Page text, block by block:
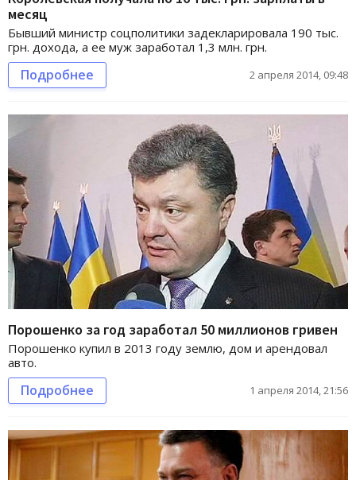
месяц
Бывший министр соцполитики задекларировала 190 тыс.
грн. дохода, а ее муж заработал 1,3 млн. грн.
Подробнее 2 апреля 2014, 09:48
Порошенко за год заработал 50 миллионов гривен
Порошенко купил в 2013 году землю, дом и арендовал
авто.
Подробнее 1 апреля 2014, 21:56